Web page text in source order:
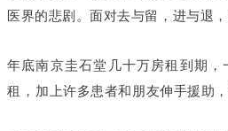
医界的悲剧。面对去与留，进与退
年底南京圭石堂几十万房租到期
租，加上许多患者和朋友伸手援助